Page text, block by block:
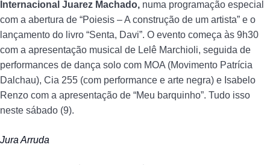
Internacional Juarez Machado, numa programação especial
com a abertura de “Poiesis – A construção de um artista” e o
lançamento do livro “Senta, Davi”. O evento começa às 9h30
com a apresentação musical de Lelê Marchioli, seguida de
performances de dança solo com MOA (Movimento Patrícia
Dalchau), Cia 255 (com performance e arte negra) e Isabelo
Renzo com a apresentação de “Meu barquinho”. Tudo isso
neste sábado (9).
Jura Arruda